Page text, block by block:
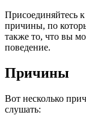
Присоединяйтесь
причины, по
также то, что вы
поведение.
Причины
Вот несколько
слушать: